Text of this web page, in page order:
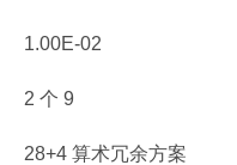
1.00E-02
2 个 9
28+4 算术冗余方案